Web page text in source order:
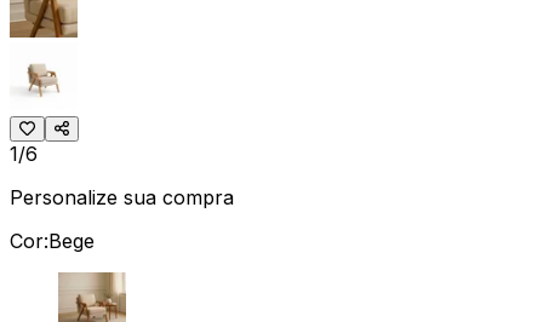
1/6
Personalize sua compra
Cor:Bege